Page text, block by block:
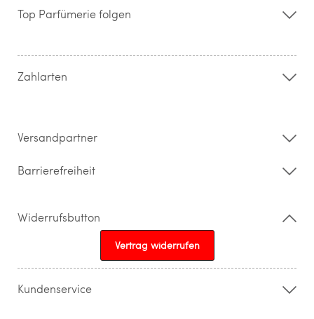
Storefinder
Kontakt
Widerrufsrecht & Rückgabebedingungen
Top Parfümerie folgen
Zahlarten
Versandpartner
Barrierefreiheit
Widerrufsbutton
Vertrag widerrufen
Kundenservice